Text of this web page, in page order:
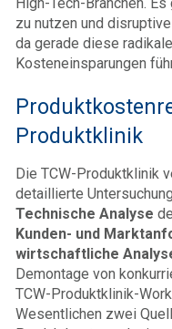
zu nutzen und
da gerade diese
Kosteneinsparungen
Produktklinik
Die TCW-Produktklinik
detaillierte
Technische Analyse
Kunden- und
wirtschaftliche
Demontage von
TCW-Produktklinik-
Wesentlichen zwei